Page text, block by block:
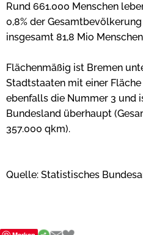
Rund 661.000 Menschen
0,8% der
insgesamt 81,8 Mio
Flächenmäßig ist Bremen
Stadtstaaten mit einer
ebenfalls die Nummer 3 und
Bundesland überhaupt
357.000 qkm).
Quelle: Statistisches